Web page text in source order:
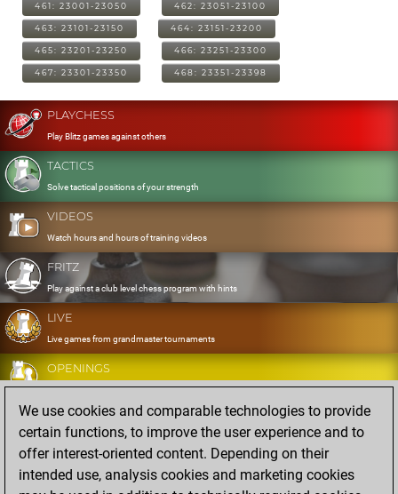
461: 23001-23050 462: 23051-23100
463: 23101-23150 464: 23151-23200
465: 23201-23250 466: 23251-23300
467: 23301-23350 468: 23351-23398
PLAYCHESS
Play Blitz games against others
TACTICS
Solve tactical positions of your strength
VIDEOS
Watch hours and hours of training videos
FRITZ
Play against a club level chess program with hints
LIVE
Live games from grandmaster tournaments
OPENINGS
Develop and exercise your openings
DATABASE
Eight million strong games
MYGAMES
Store and analyse your own games in the cloud
We use cookies and comparable technologies to provide
certain functions, to improve the user experience and to
offer interest-oriented content. Depending on their
intended use, analysis cookies and marketing cookies